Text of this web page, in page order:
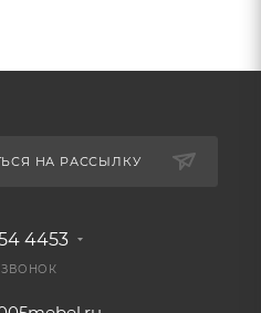
НА РАССЫЛКУ
4453
ЗВОНОК